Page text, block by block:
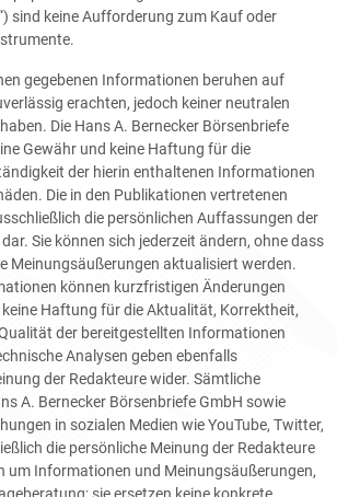
sind keine Aufforderung zum Kauf oder
gegebenen Informationen beruhen auf
erachten, jedoch keiner neutralen
Die Hans A. Bernecker Börsenbriefe
Gewähr und keine Haftung für die
der hierin enthaltenen Informationen
Die in den Publikationen vertretenen
die persönlichen Auffassungen der
Sie können sich jederzeit ändern, ohne dass
Meinungsäußerungen aktualisiert werden.
können kurzfristigen Änderungen
Haftung für die Aktualität, Korrektheit,
der bereitgestellten Informationen
Analysen geben ebenfalls
der Redakteure wider. Sämtliche
A. Bernecker Börsenbriefe GmbH sowie
in sozialen Medien wie YouTube, Twitter,
die persönliche Meinung der Redakteure
um Informationen und Meinungsäußerungen,